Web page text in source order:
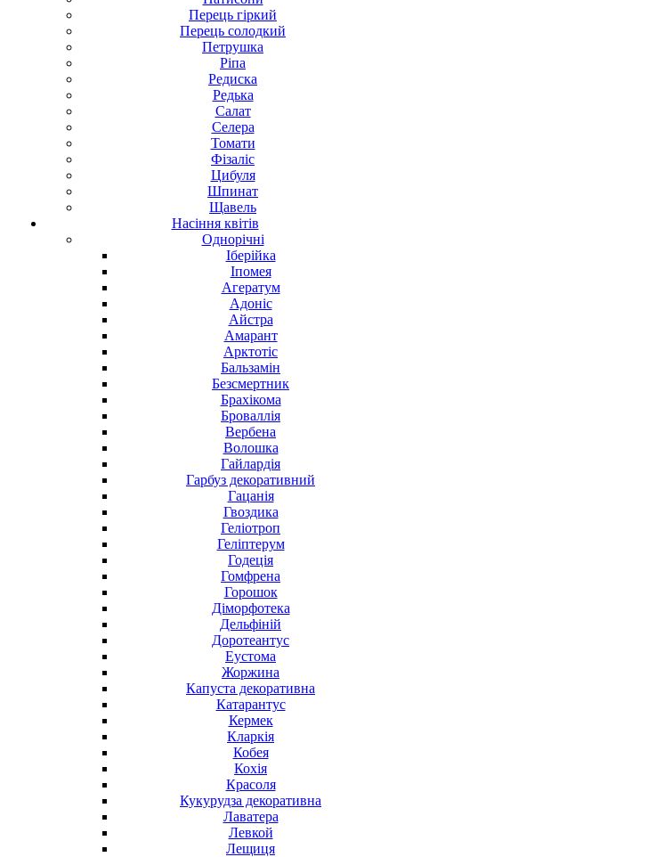
Перець гіркий
Перець солодкий
Петрушка
Ріпа
Редиска
Редька
Салат
Селера
Томати
Фізаліс
Цибуля
Шпинат
Щавель
Насіння квітів
Однорічні
Іберійка
Іпомея
Агератум
Адоніс
Айстра
Амарант
Арктотіс
Бальзамін
Безсмертник
Брахікома
Броваллія
Вербена
Волошка
Гайлардія
Гарбуз декоративний
Гацанія
Гвоздика
Геліотроп
Геліптерум
Годеція
Гомфрена
Горошок
Діморфотека
Дельфіній
Доротеантус
Еустома
Жоржина
Капуста декоративна
Катарантус
Кермек
Кларкія
Кобея
Кохія
Красоля
Кукурудза декоративна
Лаватера
Левкой
Лещиця